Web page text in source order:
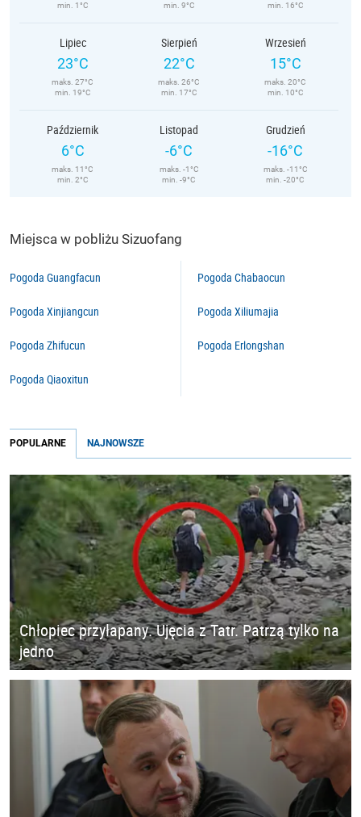
min. 1°C
min. 9°C
min. 16°C
Lipiec
23°C
maks. 27°C
min. 19°C
Sierpień
22°C
maks. 26°C
min. 17°C
Wrzesień
15°C
maks. 20°C
min. 10°C
Październik
6°C
maks. 11°C
min. 2°C
Listopad
-6°C
maks. -1°C
min. -9°C
Grudzień
-16°C
maks. -11°C
min. -20°C
Miejsca w pobliżu Sizuofang
Pogoda Guangfacun
Pogoda Xinjiangcun
Pogoda Zhifucun
Pogoda Qiaoxitun
Pogoda Chabaocun
Pogoda Xiliumajia
Pogoda Erlongshan
POPULARNE NAJNOWSZE
Chłopiec przyłapany. Ujęcia z Tatr. Patrzą tylko na
jedno